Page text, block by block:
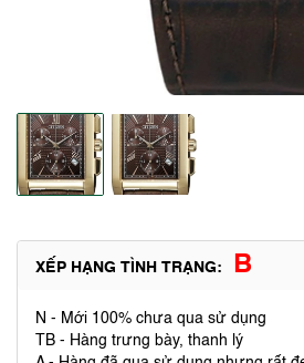
XẾP HẠNG TÌNH TRẠNG: B
N - Mới 100% chưa qua sử dụng
TB - Hàng trưng bày, thanh lý